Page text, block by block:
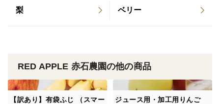
梨 ベリー
RED APPLE 赤石農園の他の商品
【訳あり】有袋ふじ （スマー
ジュース用・加工用りんご